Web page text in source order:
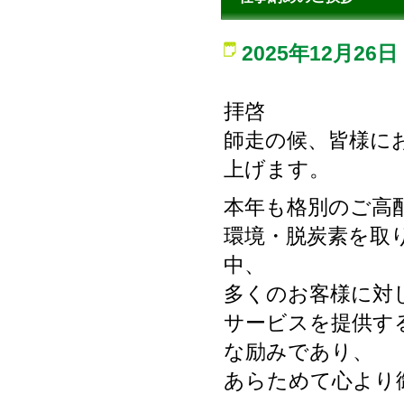
2025年12月26日
拝啓
師走の候、皆様に
上げます。
本年も格別のご高
環境・脱炭素を取
中、
多くのお客様に対
サービスを提供す
な励みであり、
あらためて心より